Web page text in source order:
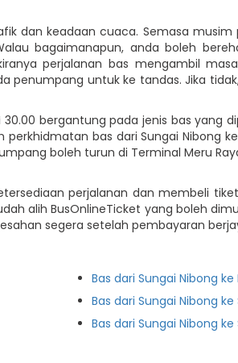
dan keadaan cuaca. Semasa
bagaimanapun, anda boleh
perjalanan bas mengambil
untuk ke tandas. Jika
bergantung pada jenis bas yang
bas dari Sungai Nibong
boleh turun di Terminal Meru
perjalanan dan membeli
alih BusOnlineTicket yang boleh
segera setelah pembayaran
Bas dari Sungai Nibong ke
Bas dari Sungai Nibong ke
Bas dari Sungai Nibong